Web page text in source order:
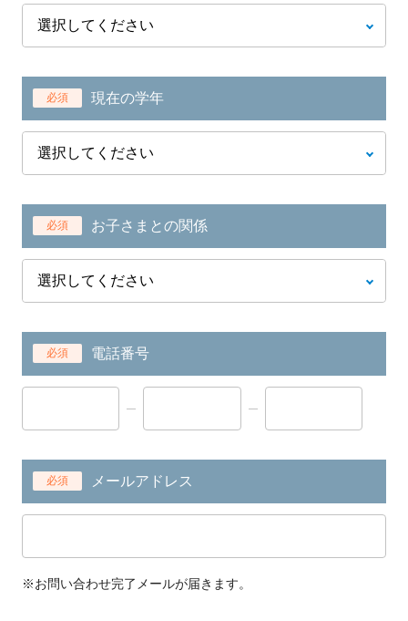
必須 現在の学年
必須 お子さまとの関係
必須 電話番号
必須 メールアドレス
※お問い合わせ完了メールが届きます。